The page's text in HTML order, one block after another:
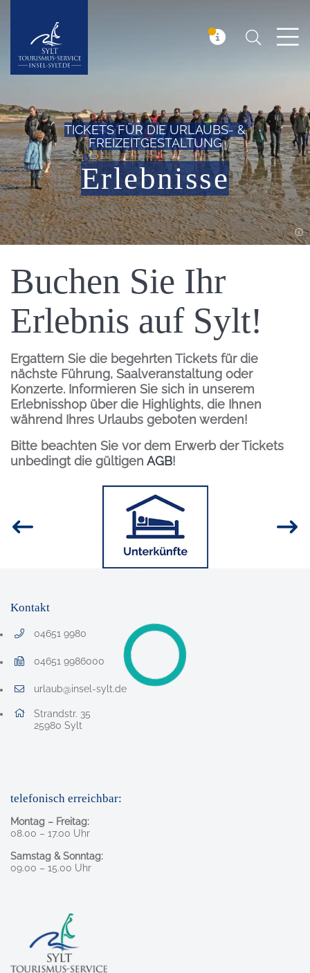
Insel Sylt Suchen
TICKETS FÜR DIE URLAUBS- &
FREIZEITGESTALTUNG
Erlebnisse
Einleitung
Buchen Sie Ihr
Erlebnis auf Sylt!
Ergattern Sie die begehrten Tickets für die
nächste Führung, Saalveranstaltung oder
Konzerte. Informieren Sie sich in unserem
Erlebnisshop über die Highlights, die Ihnen
während Ihres Urlaubs geboten werden!
Bitte beachten Sie vor dem Erwerb der Tickets
unbedingt die gültigen AGB!
Bild
Kontakt
04651 9980
Telefonnummer: 0 4 6 5 1 9 9 8 0
04651 9986000
Faxnummer: 0 4 6 5 1 9 9 8 6 0 0 0
urlaub@insel-sylt.de
E-Mail Adresse: urlaub@insel-sylt.de
Adresse:
Strandstr. 35
25980 , 2 5 9 8 0
Sylt
telefonisch erreichbar:
Montag – Freitag:
08.00 – 17.00 Uhr
Samstag & Sonntag:
09.00 – 15.00 Uhr